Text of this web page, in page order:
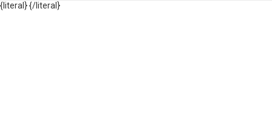
{literal}{/literal}